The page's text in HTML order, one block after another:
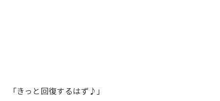
「きっと回復するはず♪」